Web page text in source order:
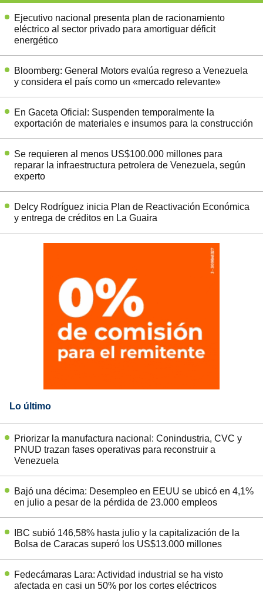
Ejecutivo nacional presenta plan de racionamiento
eléctrico al sector privado para amortiguar déficit
energético
Bloomberg: General Motors evalúa regreso a Venezuela
y considera el país como un «mercado relevante»
En Gaceta Oficial: Suspenden temporalmente la
exportación de materiales e insumos para la construcción
Se requieren al menos US$100.000 millones para
reparar la infraestructura petrolera de Venezuela, según
experto
Delcy Rodríguez inicia Plan de Reactivación Económica
y entrega de créditos en La Guaira
Lo último
Priorizar la manufactura nacional: Conindustria, CVC y
PNUD trazan fases operativas para reconstruir a
Venezuela
Bajó una décima: Desempleo en EEUU se ubicó en 4,1%
en julio a pesar de la pérdida de 23.000 empleos
IBC subió 146,58% hasta julio y la capitalización de la
Bolsa de Caracas superó los US$13.000 millones
Fedecámaras Lara: Actividad industrial se ha visto
afectada en casi un 50% por los cortes eléctricos